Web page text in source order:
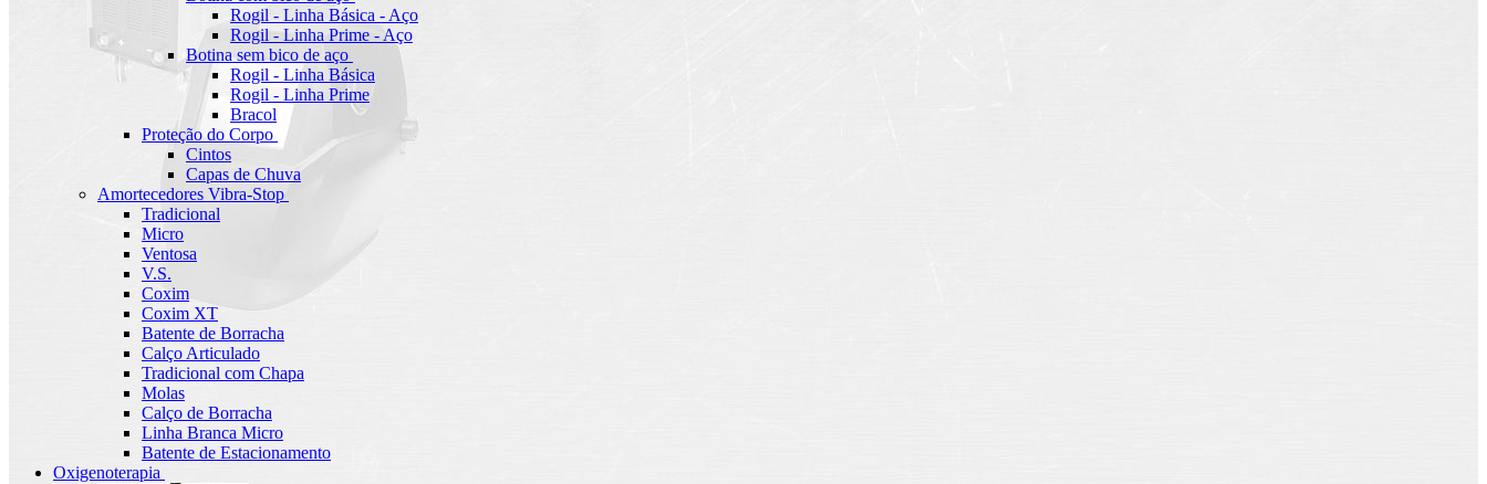
Rogil - Linha Básica - Aço
Rogil - Linha Prime - Aço
Botina sem bico de aço
Rogil - Linha Básica
Rogil - Linha Prime
Bracol
Proteção do Corpo
Cintos
Capas de Chuva
Amortecedores Vibra-Stop
Tradicional
Micro
Ventosa
V.S.
Coxim
Coxim XT
Batente de Borracha
Calço Articulado
Tradicional com Chapa
Molas
Calço de Borracha
Linha Branca Micro
Batente de Estacionamento
Oxigenoterapia